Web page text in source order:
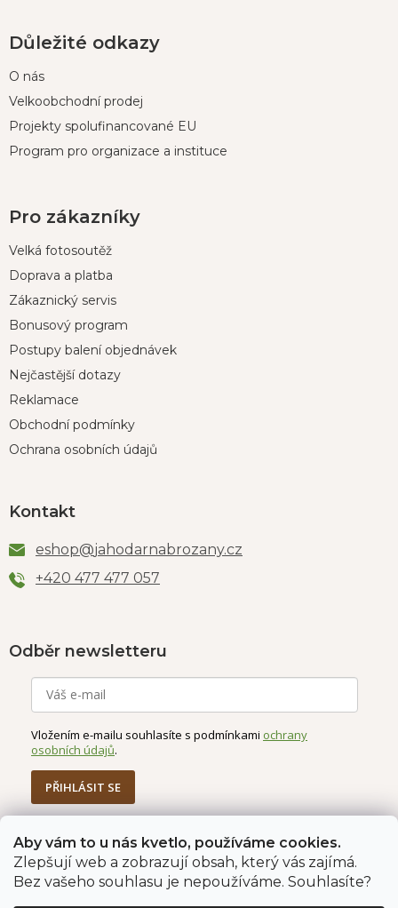
Aby vám to u nás kvetlo, používáme cookies.
Zlepšují web a zobrazují obsah, který vás zajímá.
Bez vašeho souhlasu je nepoužíváme. Souhlasíte?
Důležité odkazy
O nás
Velkoobchodní prodej
Projekty spolufinancované EU
Program pro organizace a instituce
Pro zákazníky
Velká fotosoutěž
Doprava a platba
Zákaznický servis
Bonusový program
Postupy balení objednávek
Nejčastější dotazy
Reklamace
Obchodní podmínky
Ochrana osobních údajů
Kontakt
eshop@jahodarnabrozany.cz
+420 477 477 057
Odběr newsletteru
Vložením e-mailu souhlasíte s podmínkami ochrany
osobních údajů.
PŘIHLÁSIT SE
Jahodárna Brozany Obchodní podmínky
Podmínky ochrany údajů